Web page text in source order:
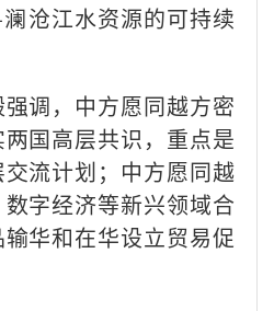
沧江水资源的可持续
调，中方愿同越方密
国高层共识，重点是
流计划；中方愿同越
字经济等新兴领域合
华和在华设立贸易促